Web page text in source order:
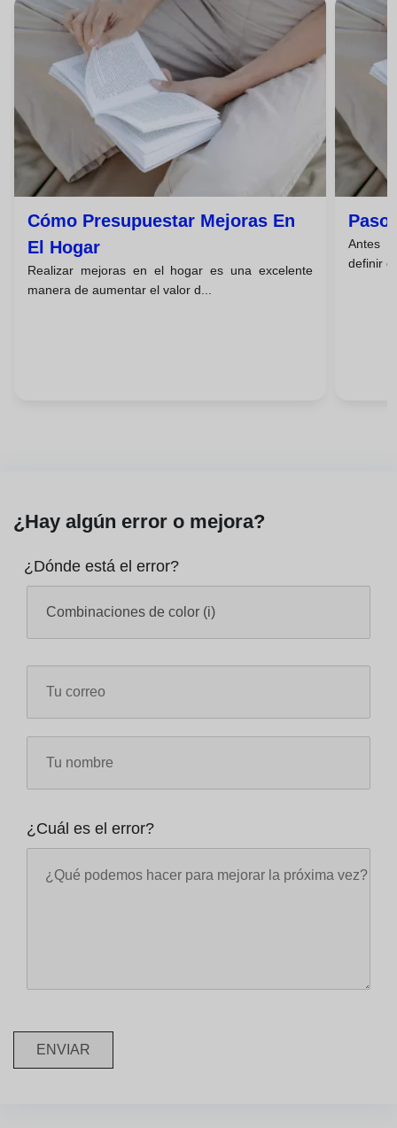
Cómo Presupuestar Mejoras En
El Hogar
Realizar mejoras en el hogar es una excelente
manera de aumentar el valor d...
Antes
definir
¿Hay algún error o mejora?
¿Dónde está el error?
¿Cuál es el error?
ENVIAR